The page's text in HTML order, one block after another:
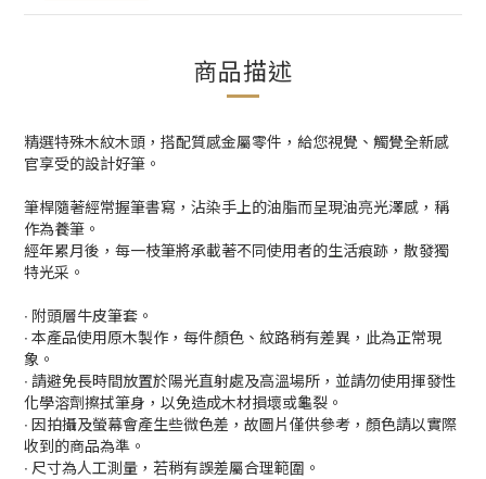
商品描述
精選特殊木紋木頭，搭配質感金屬零件，給您視覺、觸覺全新感
官享受的設計好筆。
筆桿隨著經常握筆書寫，沾染手上的油脂而呈現油亮光澤感，稱
作為養筆。
經年累月後，每一枝筆將承載著不同使用者的生活痕跡，散發獨
特光采。
∙ 附頭層牛皮筆套。
∙ 本產品使用原木製作，每件顏色、紋路稍有差異，此為正常現
象。
∙ 請避免長時間放置於陽光直射處及高溫場所，並請勿使用揮發性
化學溶劑擦拭筆身，以免造成木材損壞或龜裂。
∙ 因拍攝及螢幕會產生些微色差，故圖片僅供參考，顏色請以實際
收到的商品為準。
∙ 尺寸為人工測量，若稍有誤差屬合理範圍。